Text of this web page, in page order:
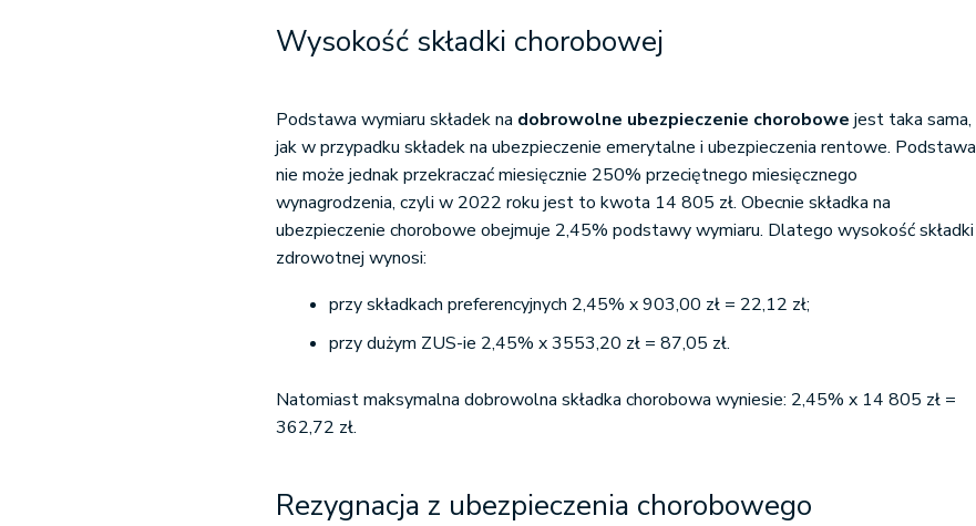
Wysokość składki chorobowej
Podstawa wymiaru składek na dobrowolne ubezpieczenie chorobowe jest taka sama,
jak w przypadku składek na ubezpieczenie emerytalne i ubezpieczenia rentowe. Podstawa
nie może jednak przekraczać miesięcznie 250% przeciętnego miesięcznego
wynagrodzenia, czyli w 2022 roku jest to kwota 14 805 zł. Obecnie składka na
ubezpieczenie chorobowe obejmuje 2,45% podstawy wymiaru. Dlatego wysokość składki
zdrowotnej wynosi:
przy składkach preferencyjnych 2,45% x 903,00 zł = 22,12 zł;
przy dużym ZUS-ie 2,45% x 3553,20 zł = 87,05 zł.
Natomiast maksymalna dobrowolna składka chorobowa wyniesie: 2,45% x 14 805 zł =
362,72 zł.
Rezygnacja z ubezpieczenia chorobowego